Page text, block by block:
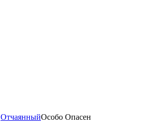
ОтчаянныйОсобо Опасен